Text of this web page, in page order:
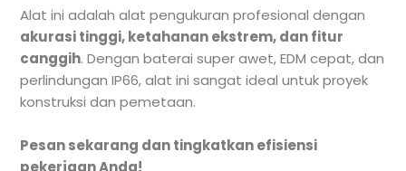
Alat ini adalah alat pengukuran profesional dengan
akurasi tinggi, ketahanan ekstrem, dan fitur
canggih. Dengan baterai super awet, EDM cepat, dan
perlindungan IP66, alat ini sangat ideal untuk proyek
konstruksi dan pemetaan.
Pesan sekarang dan tingkatkan efisiensi
pekerjaan Anda!